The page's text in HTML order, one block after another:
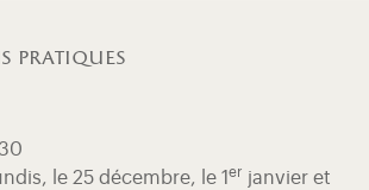
pratiques
le 25 décembre, le 1 er janvier et